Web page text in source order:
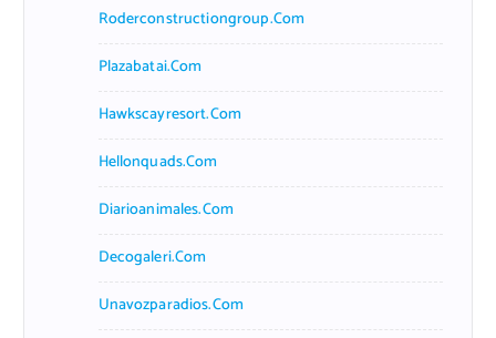
Roderconstructiongroup.com
Plazabatai.com
Hawkscayresort.com
Hellonquads.com
Diarioanimales.com
Decogaleri.com
Unavozparadios.com